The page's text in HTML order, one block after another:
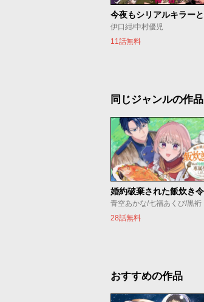
伊口紺/中村優児
11話無料
同じジャンルの作品
青空あかな/七福あくび/黒裄
28話無料
おすすめの作品